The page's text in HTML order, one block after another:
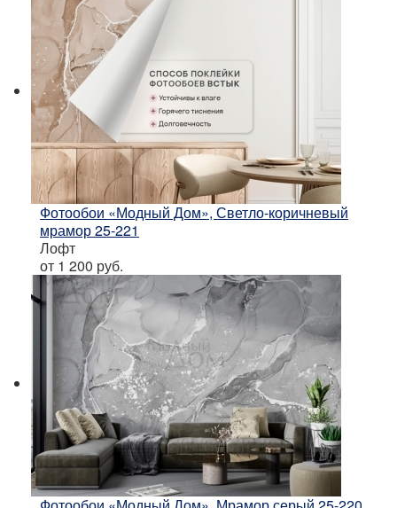
Фотообои «Модный Дом», Светло-коричневый
мрамор 25-221
Лофт
от 1 200 руб.